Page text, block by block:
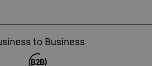
to Business